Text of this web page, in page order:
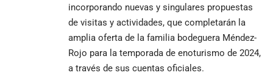
incorporando nuevas y singulares propuestas
de visitas y actividades, que completarán la
amplia oferta de la familia bodeguera Méndez-
Rojo para la temporada de enoturismo de 2024,
a través de sus cuentas oficiales.